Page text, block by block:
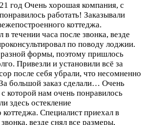
год Очень хорошая компания, с
работать! Заказывали
коттеджа.
в течении часа после звонка, везде
по поводу лоджии.
формы, поэтому пришлось
Привезли и установили всё за
после себя убрали, что несомненно
большой заказ сделали… Очень
которой нам очень понравилось
здесь остекление
Специалист приехал в
везде снял все размеры,